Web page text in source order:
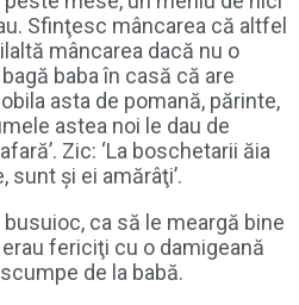
Sfinţesc mâncarea că altfel
mâncarea dacă nu o
baba în casă că are
asta de pomană, părinte,
astea noi le dau de
Zic: ‘La boschetarii ăia
sunt şi ei amărâţi’.
ca să le meargă bine
fericiţi cu o damigeană
de la babă.